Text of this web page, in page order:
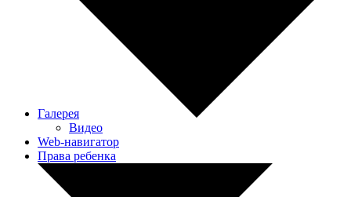
Галерея
Видео
Web-навигатор
Права ребенка